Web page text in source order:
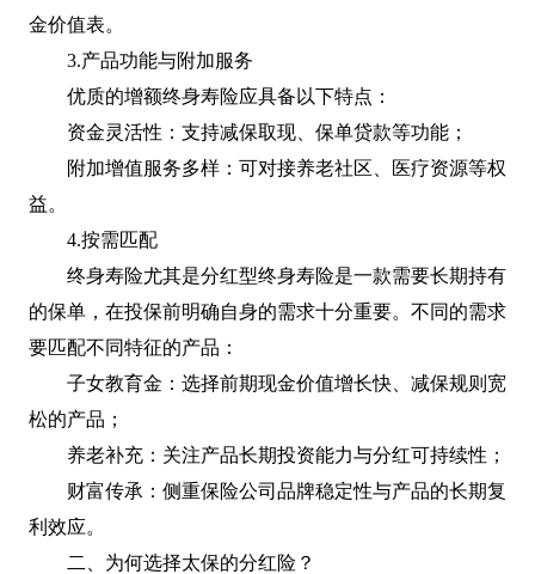
金价值表。
3.产品功能与附加服务
优质的增额终身寿险应具备以下特点：
资金灵活性：支持减保取现、保单贷款等功能；
附加增值服务多样：可对接养老社区、医疗资源等权
益。
4.按需匹配
终身寿险尤其是分红型终身寿险是一款需要长期持有
的保单，在投保前明确自身的需求十分重要。不同的需求
要匹配不同特征的产品：
子女教育金：选择前期现金价值增长快、减保规则宽
松的产品；
养老补充：关注产品长期投资能力与分红可持续性；
财富传承：侧重保险公司品牌稳定性与产品的长期复
利效应。
二、为何选择太保的分红险？